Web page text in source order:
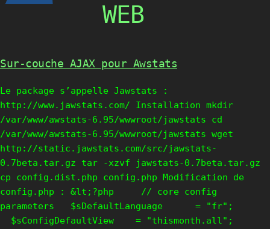
WEB
Sur-couche AJAX pour Awstats
Le package s’appelle Jawstats :
http://www.jawstats.com/ Installation mkdir
/var/www/awstats-6.95/wwwroot/jawstats cd
/var/www/awstats-6.95/wwwroot/jawstats wget
http://static.jawstats.com/src/jawstats-
0.7beta.tar.gz tar -xzvf jawstats-0.7beta.tar.gz
cp config.dist.php config.php Modification de
config.php : &lt;?php // core config
parameters $sDefaultLanguage = "fr";
$sConfigDefaultView = "thismonth.all";